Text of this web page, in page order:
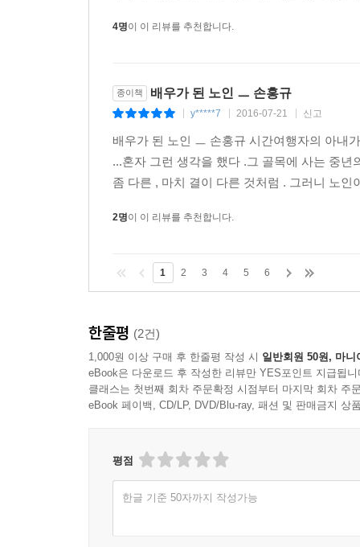
몇 명이 지나갔는지 모를
■ 「침묵의 미래」에 대한 심사평
깜빡거릴 뿐. 이를 두고 「날개」의 작가 이상
미구분 지대를 헤맨 김애란 작가의 몸짓이 ‘이상
종족과 함께 탄생하고, 종족의 소멸과 함께 사
새로운 날개의 다른 뜻임을 받아들였다. -윤후명(소
「침묵의 미래」에서 보여준 김애란의 시도 자체
작품을 관념적인 방향으로 이끌어가지 않고 우
「침묵의 미래」는 낯설다. ‘낯설다’는 것은 그
세계를 엿보는 듯한 뜻밖의 행보를 보여주고 있
지워가는 행위에 다름 아니라는 것, 그로 인해 자
4명이 이 리뷰를 추천합니다.
종이책 배우가 된 노인 ㅡ 손홍규
y*****7 2016-07-21 신고
배우가 된 노인 ㅡ 손홍규 시간여행자의 아내
...혼자 그런 생각을 했다 .그 골목에 사는 중
좀 다른 , 마치 결이 다른 것처럼 . 그러니 노
2명이 이 리뷰를 추천합니다.
1 2 3 4 5 6
한줄평 (2건)
1,000원 이상 구매 후 한줄평 작성 시 일반회원 50원, 마니
eBook은 다운로드 후 작성한 리뷰만 YES포인트 지급됩니
클래스는 첫번째 회차 주문확정 시점부터 마지막 회차 주
eBook 페이백, CD/LP, DVD/Blu-ray, 패션 및 판매금지 상
평점
한글 기준 50자까지 작성가능